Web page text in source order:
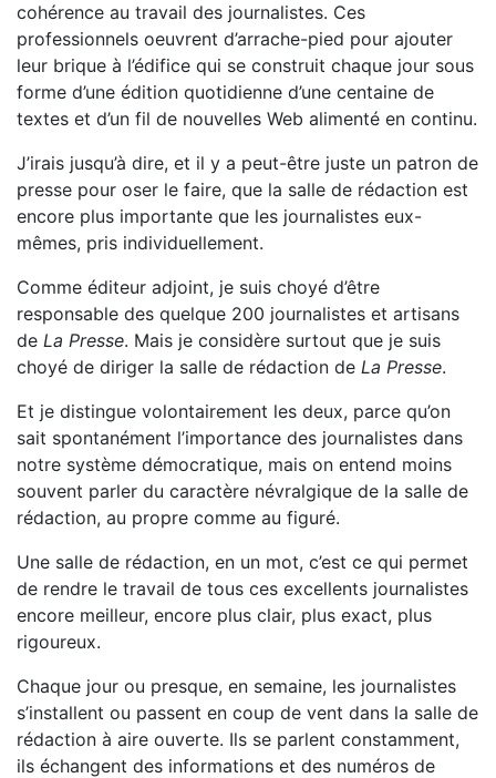
cohérence au travail des journalistes. Ces
professionnels oeuvrent d’arrache-pied pour ajouter
leur brique à l’édifice qui se construit chaque jour sous
forme d’une édition quotidienne d’une centaine de
textes et d’un fil de nouvelles Web alimenté en continu.
J’irais jusqu’à dire, et il y a peut-être juste un patron de
presse pour oser le faire, que la salle de rédaction est
encore plus importante que les journalistes eux-
mêmes, pris individuellement.
Comme éditeur adjoint, je suis choyé d’être
responsable des quelque 200 journalistes et artisans
de La Presse. Mais je considère surtout que je suis
choyé de diriger la salle de rédaction de La Presse.
Et je distingue volontairement les deux, parce qu’on
sait spontanément l’importance des journalistes dans
notre système démocratique, mais on entend moins
souvent parler du caractère névralgique de la salle de
rédaction, au propre comme au figuré.
Une salle de rédaction, en un mot, c’est ce qui permet
de rendre le travail de tous ces excellents journalistes
encore meilleur, encore plus clair, plus exact, plus
rigoureux.
Chaque jour ou presque, en semaine, les journalistes
s’installent ou passent en coup de vent dans la salle de
rédaction à aire ouverte. Ils se parlent constamment,
ils échangent des informations et des numéros de